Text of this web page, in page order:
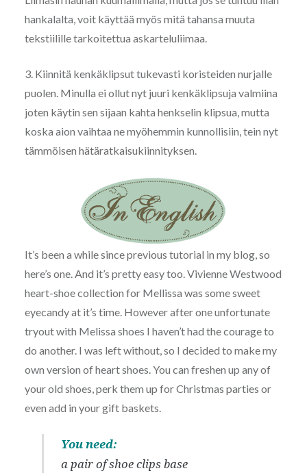
hankalalta, voit käyttää myös mitä tahansa muuta
tekstiilille tarkoitettua askarteluliimaa.
3. Kiinnitä kenkäklipsut tukevasti koristeiden nurjalle
puolen. Minulla ei ollut nyt juuri kenkäklipsuja valmiina
joten käytin sen sijaan kahta henkselin klipsua, mutta
koska aion vaihtaa ne myöhemmin kunnollisiin, tein nyt
tämmöisen hätäratkaisukiinnityksen.
It’s been a while since previous tutorial in my blog, so
here’s one. And it’s pretty easy too. Vivienne Westwood
heart-shoe collection for Mellissa was some sweet
eyecandy at it’s time. However after one unfortunate
tryout with Melissa shoes I haven’t had the courage to
do another. I was left without, so I decided to make my
own version of heart shoes. You can freshen up any of
your old shoes, perk them up for Christmas parties or
even add in your gift baskets.
You need:
a pair of shoe clips base